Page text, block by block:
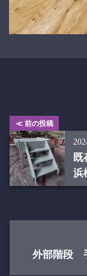
≪ 前の投稿
浜
外部階段